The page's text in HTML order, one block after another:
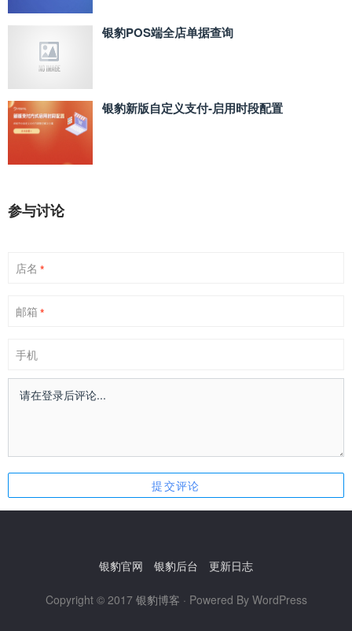
银豹POS端全店单据查询
银豹新版自定义支付‑启用时段配置
参与讨论
店名 *
邮箱 *
手机
银豹官网 银豹后台 更新日志
Copyright © 2017 银豹博客 · Powered By WordPress